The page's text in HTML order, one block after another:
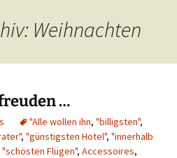
Weihnachten
…
"Alle wollen ihn, "billigsten",
, "günstigsten Hotel", "innerhalb
"schösten Flügen", Accessoires,